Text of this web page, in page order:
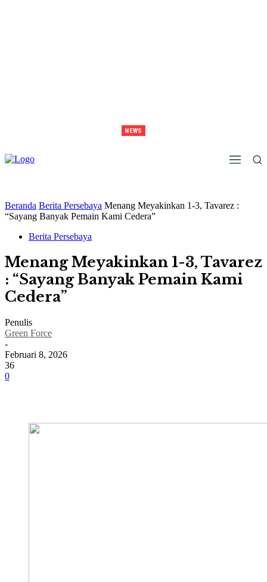
NEWS
Beranda Berita Persebaya Menang Meyakinkan 1-3, Tavarez :
“Sayang Banyak Pemain Kami Cedera”
Berita Persebaya
Menang Meyakinkan 1-3, Tavarez
: “Sayang Banyak Pemain Kami
Cedera”
Penulis
Green Force
-
Februari 8, 2026
36
0